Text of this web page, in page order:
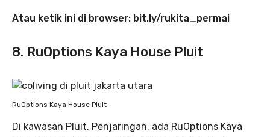
Atau ketik ini di browser: bit.ly/rukita_permai
8. RuOptions Kaya House Pluit
RuOptions Kaya House Pluit
Di kawasan Pluit, Penjaringan, ada RuOptions Kaya